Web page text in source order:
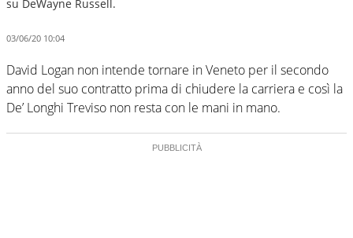
su DeWayne Russell.
03/06/20 10:04
David Logan non intende tornare in Veneto per il secondo
anno del suo contratto prima di chiudere la carriera e così la
De’ Longhi Treviso non resta con le mani in mano.